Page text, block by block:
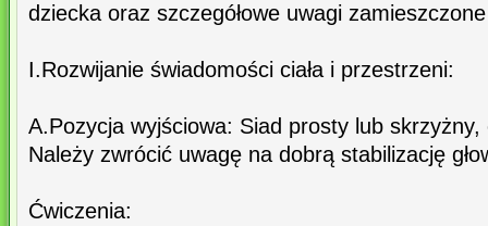
dziecka oraz szczegółowe uwagi
I.Rozwijanie świadomości ciała i przestrzeni:
A.Pozycja wyjściowa: Siad prosty lub
Należy zwrócić uwagę na dobrą stabilizację
Ćwiczenia: